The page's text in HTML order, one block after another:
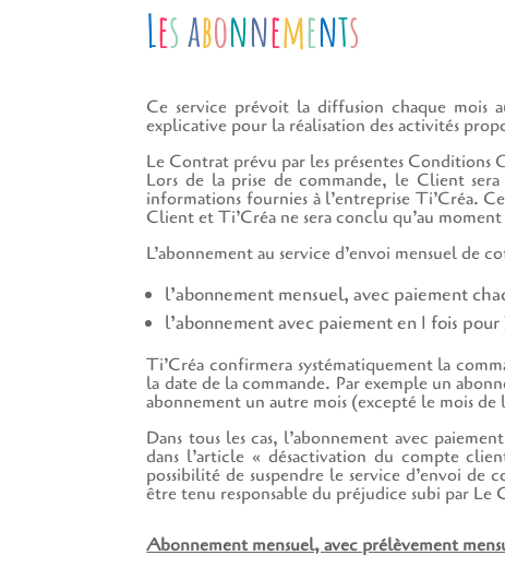
Lesabonnements
Ce service prévoit la diffusion chaque mois
explicative pour la réalisation des activités
Le Contrat prévu par les présentes Conditions
Lors de la prise de commande, le Client
informations fournies à l’entreprise Ti’Créa.
Client et Ti’Créa ne sera conclu qu’au
L’abonnement au service d’envoi mensuel de
l’abonnement mensuel, avec paiement
l’abonnement avec paiement en 1 fois pour
Ti’Créa confirmera systématiquement la
la date de la commande. Par exemple un
abonnement un autre mois (excepté le mois
Dans tous les cas, l’abonnement avec
dans l’article « désactivation du compte
possibilité de suspendre le service d’envoi
être tenu responsable du préjudice subi par Le
Abonnement mensuel, avec prélèvement